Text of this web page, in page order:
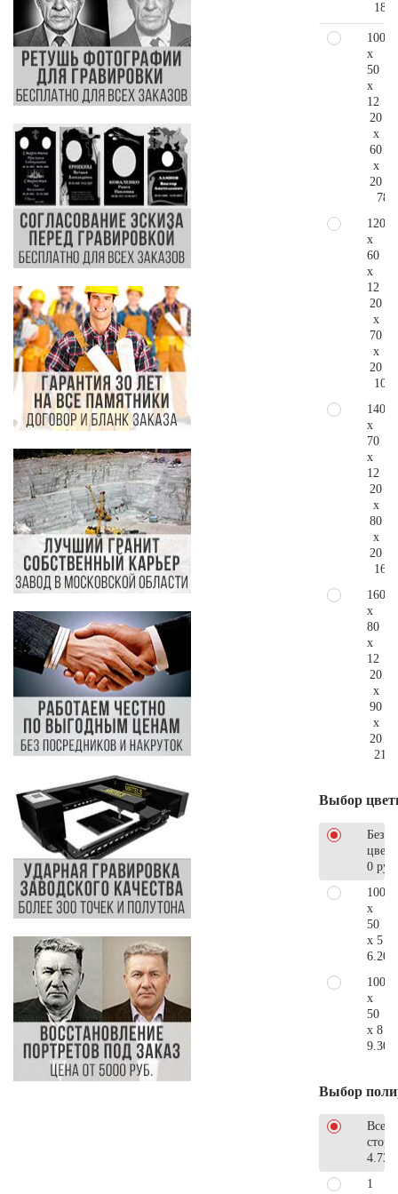
100
x
50
x
12
20
x
60
x
20
120
x
60
x
12
20
x
70
x
20
140
x
70
x
12
20
x
80
x
20
160
x
80
x
12
20
x
90
x
20
Выбор
Без
0 руб.
100
x
50
x 5
100
x
50
x 8
Выбор
Все
1